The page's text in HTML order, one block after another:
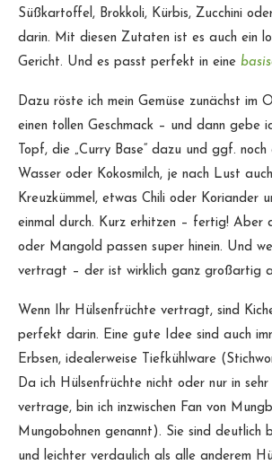
Süßkartoffel, Brokkoli, Kürbis, Zucchini
darin. Mit diesen Zutaten ist es auch ein
Gericht. Und es passt perfekt in eine
Dazu röste ich mein Gemüse zunächst im
einen tollen Geschmack – und dann gebe
Topf, die „Curry Base“ dazu und ggf. noch
Wasser oder Kokosmilch, je nach Lust
Kreuzkümmel, etwas Chili oder Koriander
einmal durch. Kurz erhitzen – fertig! Aber
oder Mangold passen super hinein. Und
vertragt – der ist wirklich ganz großartig
Wenn Ihr Hülsenfrüchte vertragt, sind
perfekt darin. Eine gute Idee sind auch
Erbsen, idealerweise Tiefkühlware
Da ich Hülsenfrüchte nicht oder nur in
vertrage, bin ich inzwischen Fan von
Mungobohnen genannt). Sie sind deutlich
und leichter verdaulich als alle anderem